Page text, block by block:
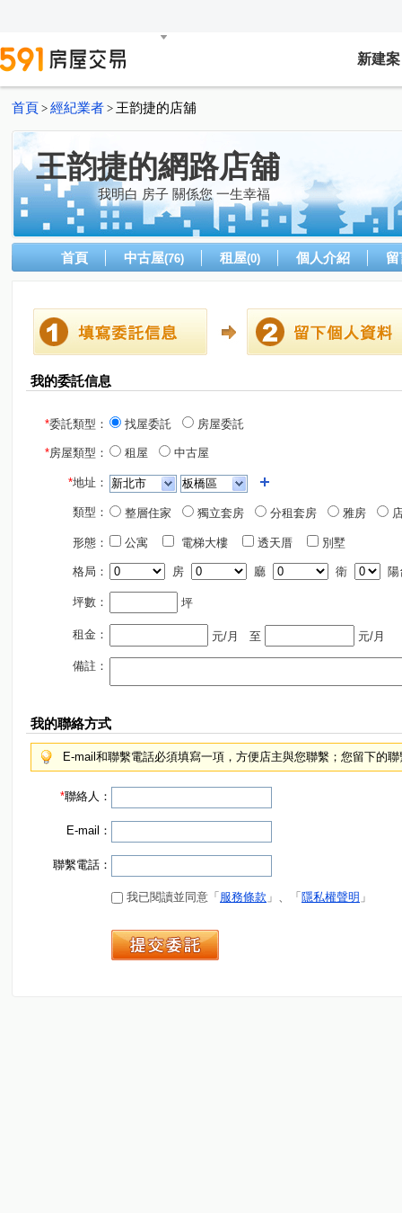
新建案
首頁 > 經紀業者 > 王韵捷的店舖
王韵捷的網路店舖
我明白 房子 關係您 一生幸福
首頁 中古屋(76) 租屋(0) 個人介紹
我的委託信息
*委託類型： 找屋委託 房屋委託
*房屋類型： 租屋 中古屋
*地址：
類型： 整層住家 獨立套房 分租套房 雅房
形態： 公寓 電梯大樓 透天厝 別墅
格局： 房 廳 衛 陽
坪數： 坪
租金： 元/月 至 元/月
備註：
我的聯絡方式
E-mail和聯繫電話必須填寫一項，方便店主與您聯繫；您留下的
*聯絡人：
E-mail：
聯繫電話：
我已閱讀並同意「 服務條款 」、「 隱私權聲明 」